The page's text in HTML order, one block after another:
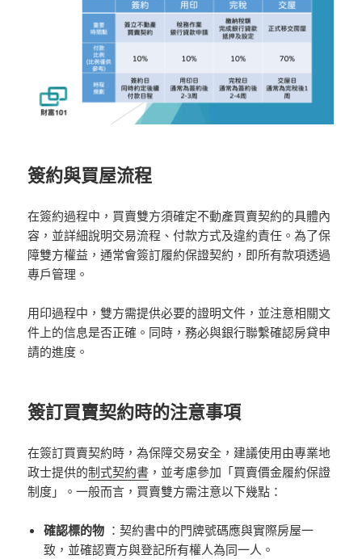
簽約與買屋流程
在簽約過程中，買賣雙方須確定不動產買賣契約的具體內
容，並詳細說明交易流程、付款方式及違約責任。為了保
障雙方權益，通常會簽訂履約保證契約，即所有款項透過
專戶管理。
用印過程中，雙方需提供必要的證明文件，並注意相關文
件上的信息是否正確。同時，務必與銀行聯繫確認房貸申
請的進度。
簽訂買賣契約時的注意事項
在簽訂買賣契約時，為保障交易安全，建議使用由專業地
政士提供的制式契約書 ，並考慮參加「買賣價金履約保證
制度」。一般而言，買賣雙方需注意以下幾點：
確認標的物 ：契約書中的門牌號碼應與實際房屋一
致，並確認賣方與登記所有權人為同一人。